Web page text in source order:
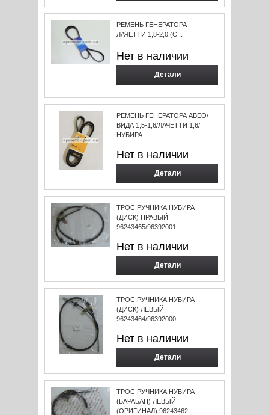
РЕМЕНЬ ГЕНЕРАТОРА
ЛАЧЕТТИ 1,8-2,0 (С...
Нет в наличии
Детали
РЕМЕНЬ ГЕНЕРАТОРА АВЕО/
ВИДА 1,5-1,6/ЛАЧЕТТИ 1,6/
НУБИРА...
Нет в наличии
Детали
ТРОС РУЧНИКА НУБИРА
(ДИСК) ПРАВЫЙ
96243465/96392001
Нет в наличии
Детали
ТРОС РУЧНИКА НУБИРА
(ДИСК) ЛЕВЫЙ
96243464/96392000
Нет в наличии
Детали
ТРОС РУЧНИКА НУБИРА
(БАРАБАН) ЛЕВЫЙ
(ОРИГИНАЛ) 96243462